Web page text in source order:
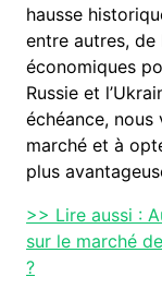
hausse
entre autres,
économiques
Russie et
échéance,
marché et à
plus
>> Lire aussi :
sur le marché
?